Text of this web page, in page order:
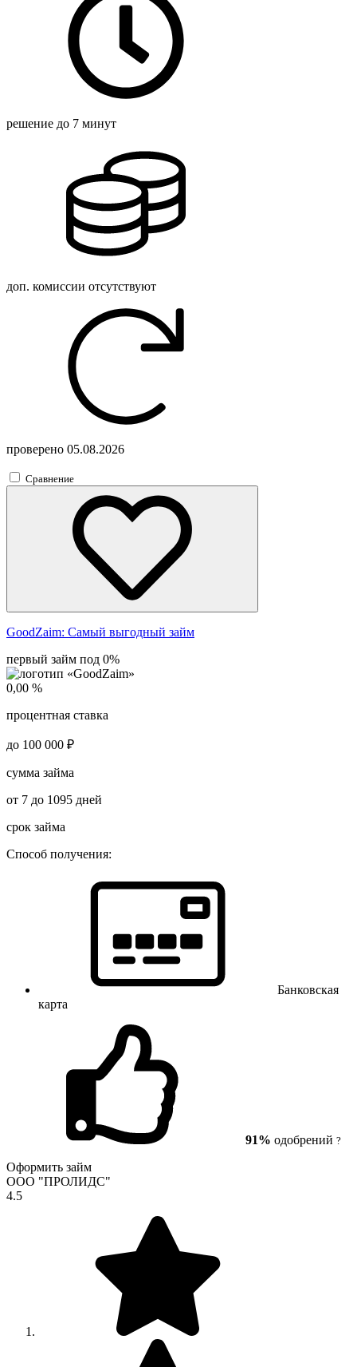
решение до 7 минут
доп. комиссии отсутствуют
проверено 05.08.2026
Сравнение
GoodZaim: Самый выгодный займ
первый займ под 0%
0,00 %
процентная ставка
до 100 000 ₽
сумма займа
от 7 до 1095 дней
срок займа
Способ получения:
Банковская
карта
91% одобрений ?
Оформить займ
ООО "ПРОЛИДС"
4.5